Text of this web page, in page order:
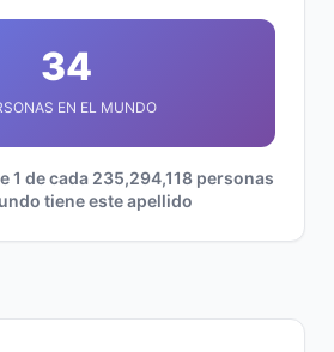
34
EN EL MUNDO
1 de cada 235,294,118 personas
tiene este apellido